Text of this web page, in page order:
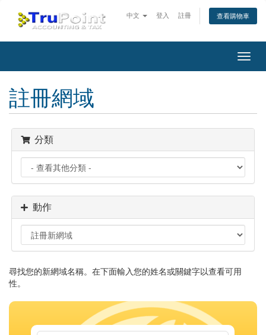
中文 登入 註冊 查看購物車
切
換
註冊網域
分類
動作
尋找您的新網域名稱。在下面輸入您的姓名或關鍵字以查看可用
性。